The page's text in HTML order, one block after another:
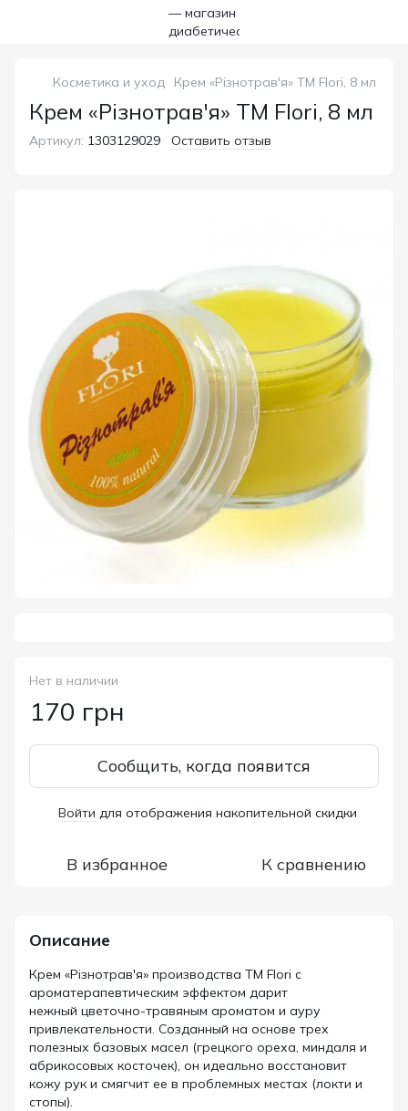
Косметика и уход Крем «Різнотрав'я» ТМ Flori, 8 мл
Крем «Різнотрав'я» ТМ Flori, 8 мл
Артикул: 1303129029 Оставить отзыв
Нет в наличии
170 грн
Сообщить, когда появится
Войти для отображения накопительной скидки
В избранное К сравнению
Описание
Крем «Різнотрав'я» производства ТМ Flori с
ароматерапевтическим эффектом дарит
нежный цветочно-травяным ароматом и ауру
привлекательности. Созданный на основе трех
полезных базовых масел (грецкого ореха, миндаля и
абрикосовых косточек), он идеально восстановит
кожу рук и смягчит ее в проблемных местах (локти и
стопы).